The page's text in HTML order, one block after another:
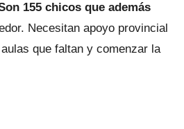
155 chicos que además
Necesitan apoyo provincial
que faltan y comenzar la